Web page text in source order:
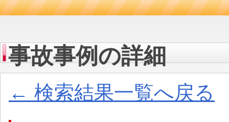
事故事例の詳細
← 検索結果一覧へ戻る